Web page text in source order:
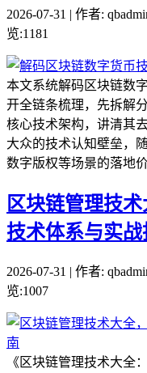
2026-07-31 | 作者:
览:1181
本文系统解码区块链数
开全链条梳理，先拆解
核心技术架构，讲清其
大众的技术认知壁垒，
数字版权等场景的落地
区块链管理技
技术体系与实战
2026-07-31 | 作者:
览:1007
《区块链管理技术大全